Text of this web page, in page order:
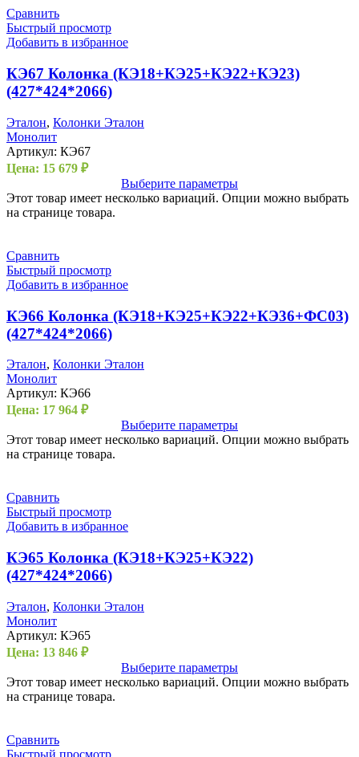
Сравнить
Быстрый просмотр
Добавить в избранное
КЭ67 Колонка (КЭ18+КЭ25+КЭ22+КЭ23)
(427*424*2066)
Эталон, Колонки Эталон
Монолит
Артикул: КЭ67
Цена: 15 679 ₽
Выберите параметры
Этот товар имеет несколько вариаций. Опции можно выбрать
на странице товара.
Сравнить
Быстрый просмотр
Добавить в избранное
КЭ66 Колонка (КЭ18+КЭ25+КЭ22+КЭ36+ФС03)
(427*424*2066)
Эталон, Колонки Эталон
Монолит
Артикул: КЭ66
Цена: 17 964 ₽
Выберите параметры
Этот товар имеет несколько вариаций. Опции можно выбрать
на странице товара.
Сравнить
Быстрый просмотр
Добавить в избранное
КЭ65 Колонка (КЭ18+КЭ25+КЭ22)
(427*424*2066)
Эталон, Колонки Эталон
Монолит
Артикул: КЭ65
Цена: 13 846 ₽
Выберите параметры
Этот товар имеет несколько вариаций. Опции можно выбрать
на странице товара.
Сравнить
Быстрый просмотр